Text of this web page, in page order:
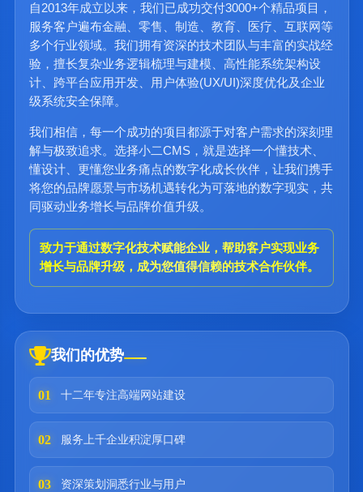
自2013年成立以来，我们已成功交付3000+个精品项目，
服务客户遍布金融、零售、制造、教育、医疗、互联网等
多个行业领域。我们拥有资深的技术团队与丰富的实战经
验，擅长复杂业务逻辑梳理与建模、高性能系统架构设
计、跨平台应用开发、用户体验(UX/UI)深度优化及企业
级系统安全保障。
我们相信，每一个成功的项目都源于对客户需求的深刻理
解与极致追求。选择小二CMS，就是选择一个懂技术、
懂设计、更懂您业务痛点的数字化成长伙伴，让我们携手
将您的品牌愿景与市场机遇转化为可落地的数字现实，共
同驱动业务增长与品牌价值升级。
致力于通过数字化技术赋能企业，帮助客户实现业务
增长与品牌升级，成为您值得信赖的技术合作伙伴。
我们的优势
01 十二年专注高端网站建设
02 服务上千企业积淀厚口碑
03 资深策划洞悉行业与用户